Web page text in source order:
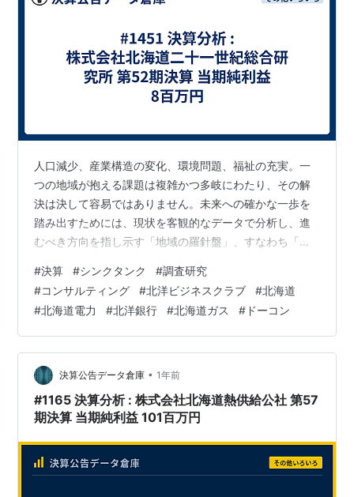
人口減少、産業構造の変化、環境問題、福祉の充実。一
つの地域が抱える課題は複雑かつ多岐にわたり、その解
決は決して容易ではありません。未来への確かな一歩を
踏み出すためには、現状を客観的なデータで分析し、進
むべき方向を指し示す「地域の羅針盤」、すなわち「頭
は、北の大地・北海道を拠点に、まさにその「頭脳」と
しての役割を長年にわたって担い続ける専門家集団、株
式会社北海道二十一世紀総合研究所（HTRI）の第52期決
算を読み解きます。北海道電力や北洋銀行といった地域
を代表する企業が出資するこの組織が、北海道の未来を
どのように描き、その持続的な発展をどう支えて…
#決算 #シンクタンク #調査研究
#コンサルティング #北洋ビジネスクラブ #北海道
#北海道電力 #北洋銀行 #北海道ガス # ドーコン
決算公告データ倉庫 • 1年前
#1165 決算分析 : 株式会社北海道熱供給公社 第57
期決算 当期純利益 101百万円